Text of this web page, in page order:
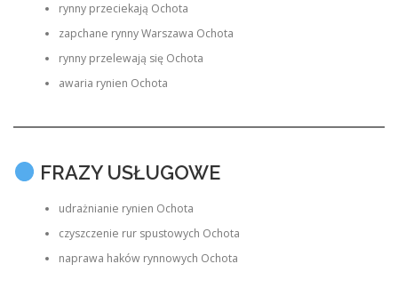
rynny przeciekają Ochota
zapchane rynny Warszawa Ochota
rynny przelewają się Ochota
awaria rynien Ochota
FRAZY USŁUGOWE
udrażnianie rynien Ochota
czyszczenie rur spustowych Ochota
naprawa haków rynnowych Ochota